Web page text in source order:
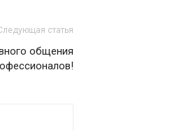
статья
общения